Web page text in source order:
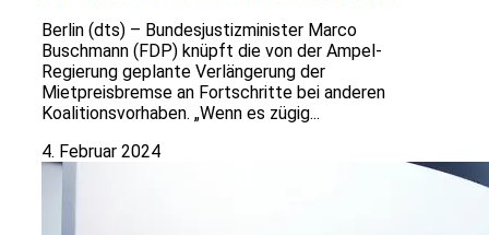
Berlin (dts) – Bundesjustizminister Marco
Buschmann (FDP) knüpft die von der Ampel-
Regierung geplante Verlängerung der
Mietpreisbremse an Fortschritte bei anderen
Koalitionsvorhaben. „Wenn es zügig...
4. Februar 2024